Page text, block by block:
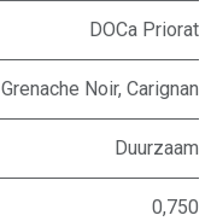
DOCa Priorat
Grenache Noir, Carignan
Duurzaam
0,750